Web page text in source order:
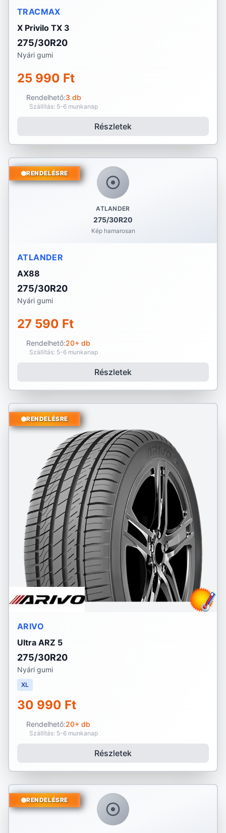
TRACMAX
X Privilo TX 3
275/30R20
Nyári gumi
25 990 Ft
Rendelhető:3 db
Szállítás: 5-6 munkanap
Részletek
ATLANDER
275/30R20
Kép hamarosan
RENDELÉSRE
ATLANDER
AX88
275/30R20
Nyári gumi
27 590 Ft
Rendelhető:20+ db
Szállítás: 5-6 munkanap
Részletek
RENDELÉSRE
ARIVO
Ultra ARZ 5
275/30R20
Nyári gumi
XL
30 990 Ft
Rendelhető:20+ db
Szállítás: 5-6 munkanap
Részletek
RENDELÉSRE